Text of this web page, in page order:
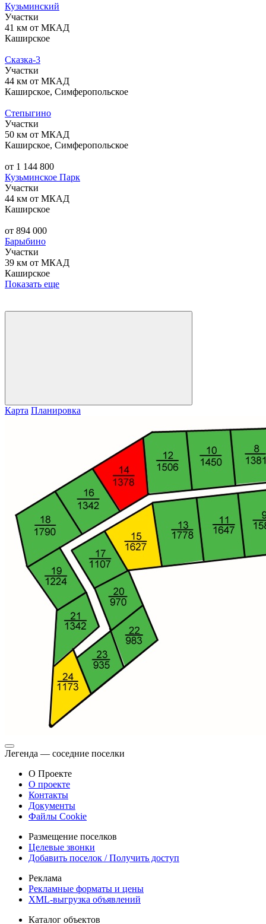
Кузьминский
Участки
41 км от МКАД
Каширское
Сказка-3
Участки
44 км от МКАД
Каширское, Симферопольское
Степыгино
Участки
50 км от МКАД
Каширское, Симферопольское
от 1 144 800
Кузьминское Парк
Участки
44 км от МКАД
Каширское
от 894 000
Барыбино
Участки
39 км от МКАД
Каширское
Показать еще
Карта Планировка
Легенда — соседние поселки
О Проекте
О проекте
Контакты
Документы
Файлы Cookie
Размещение поселков
Целевые звонки
Добавить поселок / Получить доступ
Реклама
Рекламные форматы и цены
XML-выгрузка объявлений
Каталог объектов